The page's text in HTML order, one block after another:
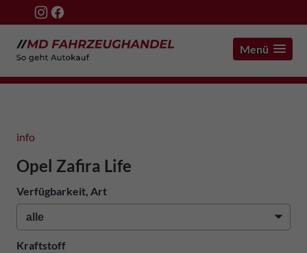
Menü
info
Opel Zafira Life
Verfügbarkeit, Art
Kraftstoff